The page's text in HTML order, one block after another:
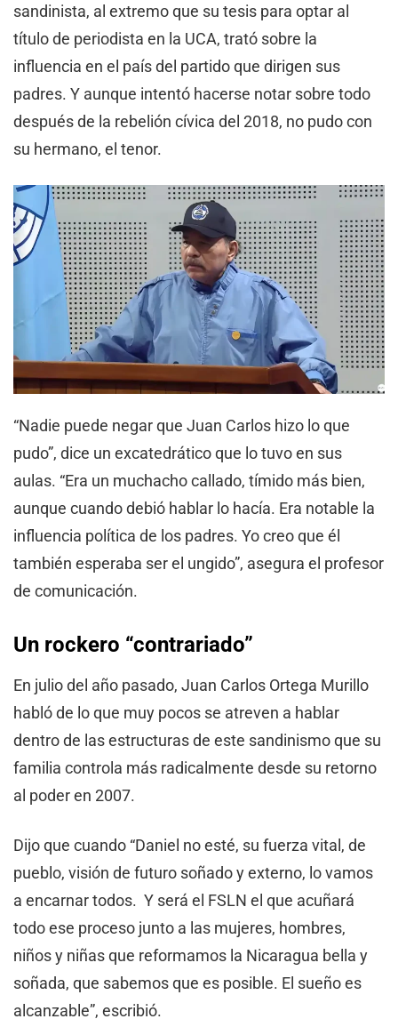
sandinista, al extremo que su tesis para optar al
título de periodista en la UCA, trató sobre la
influencia en el país del partido que dirigen sus
padres. Y aunque intentó hacerse notar sobre todo
después de la rebelión cívica del 2018, no pudo con
su hermano, el tenor.
“Nadie puede negar que Juan Carlos hizo lo que
pudo”, dice un excatedrático que lo tuvo en sus
aulas. “Era un muchacho callado, tímido más bien,
aunque cuando debió hablar lo hacía. Era notable la
influencia política de los padres. Yo creo que él
también esperaba ser el ungido”, asegura el profesor
de comunicación.
Un rockero “contrariado”
En julio del año pasado, Juan Carlos Ortega Murillo
habló de lo que muy pocos se atreven a hablar
dentro de las estructuras de este sandinismo que su
familia controla más radicalmente desde su retorno
al poder en 2007.
Dijo que cuando “Daniel no esté, su fuerza vital, de
pueblo, visión de futuro soñado y externo, lo vamos
a encarnar todos. Y será el FSLN el que acuñará
todo ese proceso junto a las mujeres, hombres,
niños y niñas que reformamos la Nicaragua bella y
soñada, que sabemos que es posible. El sueño es
alcanzable”, escribió.